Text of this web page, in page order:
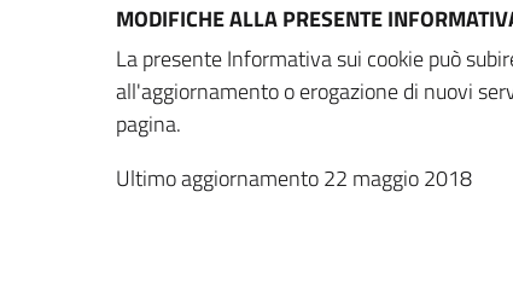
MODIFICHE ALLA PRESENTE
La presente Informativa sui cookie può
all'aggiornamento o erogazione di nuovi
pagina.
Ultimo aggiornamento 22 maggio 2018